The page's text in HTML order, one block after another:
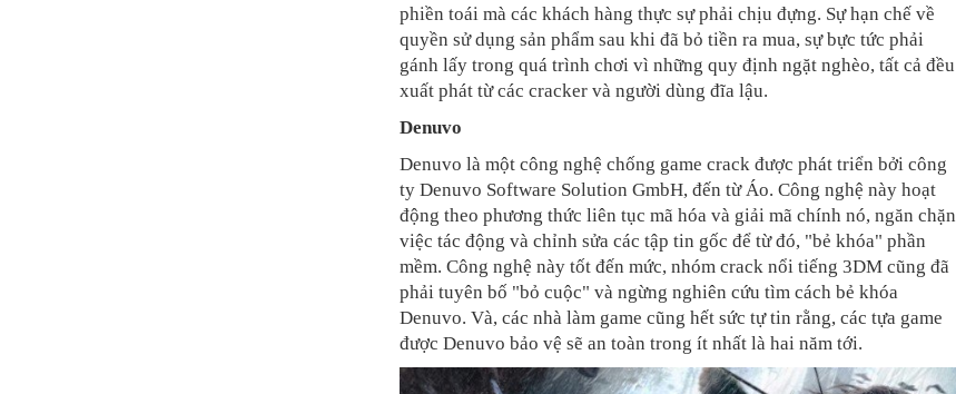
phiền toái mà các khách hàng thực sự phải chịu đựng. Sự hạn chế về
quyền sử dụng sản phẩm sau khi đã bỏ tiền ra mua, sự bực tức phải
gánh lấy trong quá trình chơi vì những quy định ngặt nghèo, tất cả đều
xuất phát từ các cracker và người dùng đĩa lậu.
Denuvo
Denuvo là một công nghệ chống game crack được phát triển bởi công
ty Denuvo Software Solution GmbH, đến từ Áo. Công nghệ này hoạt
động theo phương thức liên tục mã hóa và giải mã chính nó, ngăn chặn
việc tác động và chỉnh sửa các tập tin gốc để từ đó, "bẻ khóa" phần
mềm. Công nghệ này tốt đến mức, nhóm crack nổi tiếng 3DM cũng đã
phải tuyên bố "bỏ cuộc" và ngừng nghiên cứu tìm cách bẻ khóa
Denuvo. Và, các nhà làm game cũng hết sức tự tin rằng, các tựa game
được Denuvo bảo vệ sẽ an toàn trong ít nhất là hai năm tới.